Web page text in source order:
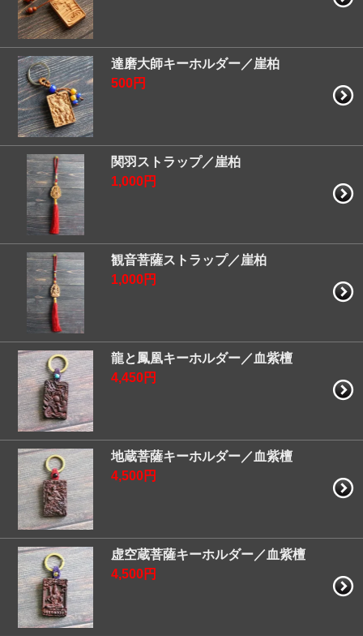
達磨大師キーホルダー／崖柏
500円
関羽ストラップ／崖柏
1,000円
観音菩薩ストラップ／崖柏
1,000円
龍と鳳凰キーホルダー／血紫檀
4,450円
地蔵菩薩キーホルダー／血紫檀
4,500円
虚空蔵菩薩キーホルダー／血紫檀
4,500円